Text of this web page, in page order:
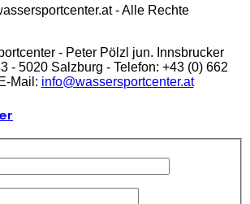
- Alle Rechte
- Peter Pölzl jun. Innsbrucker
- 5020 Salzburg - Telefon: +43 (0) 662
Mail: info@wassersportcenter.at